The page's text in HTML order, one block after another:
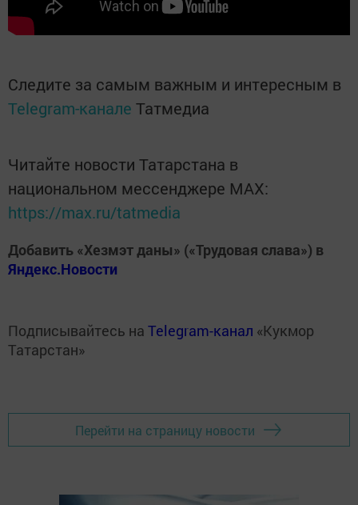
Следите за самым важным и интересным в
Telegram-канале Татмедиа
Читайте новости Татарстана в
национальном мессенджере MАХ:
https://max.ru/tatmedia
Добавить «Хезмэт даны» («Трудовая слава») в
Яндекс.Новости
Подписывайтесь на Telegram-канал «Кукмор
Татарстан»
Перейти на страницу новости